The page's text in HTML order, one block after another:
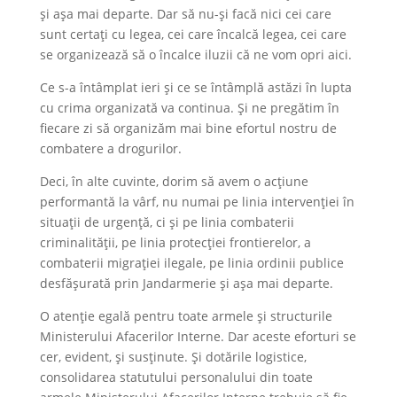
și așa mai departe. Dar să nu-și facă nici cei care
sunt certați cu legea, cei care încalcă legea, cei care
se organizează să o încalce iluzii că ne vom opri aici.
Ce s-a întâmplat ieri și ce se întâmplă astăzi în lupta
cu crima organizată va continua. Și ne pregătim în
fiecare zi să organizăm mai bine efortul nostru de
combatere a drogurilor.
Deci, în alte cuvinte, dorim să avem o acțiune
performantă la vârf, nu numai pe linia intervenției în
situații de urgență, ci și pe linia combaterii
criminalității, pe linia protecției frontierelor, a
combaterii migrației ilegale, pe linia ordinii publice
desfășurată prin Jandarmerie și așa mai departe.
O atenție egală pentru toate armele și structurile
Ministerului Afacerilor Interne. Dar aceste eforturi se
cer, evident, și susținute. Și dotările logistice,
consolidarea statutului personalului din toate